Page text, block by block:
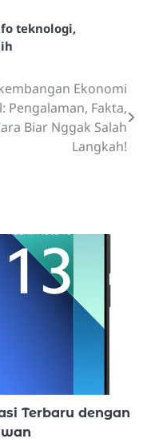
teknologi,
Ekonomi
Pengalaman, Fakta,
Biar Nggak Salah
Langkah!
Terbaru dengan